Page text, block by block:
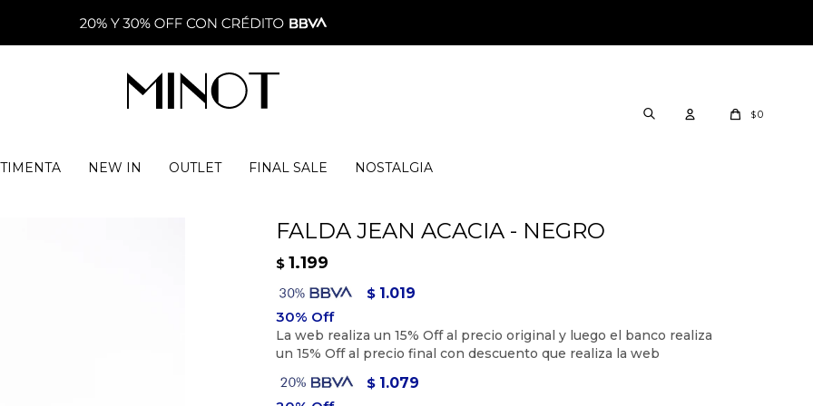
NEW IN OUTLET FINAL SALE NOSTALGIA
$0
FALDA JEAN ACACIA - NEGRO
$ 1.199
$ 1.019
$ 1.079